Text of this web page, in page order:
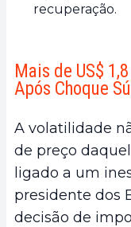
recuperação.
Mais de US$
Após Choque
A volatilidade
de preço
ligado a um
presidente dos
decisão de